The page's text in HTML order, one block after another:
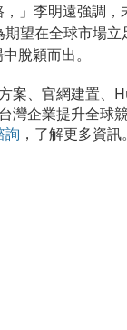
，」李明遠強調，
望在全球市場立
脫穎而出。
案、官網建置、
灣企業提升全球
詢 ，了解更多資訊。